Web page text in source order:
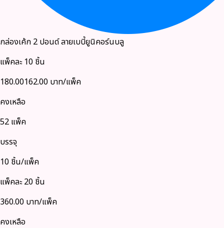
กล่องเค้ก 2 ปอนด์ ลายเบบี้ยูนิคอร์นบลู
แพ็คละ 10 ชิ้น
180.00162.00 บาท/แพ็ค
คงเหลือ
52 แพ็ค
บรรจุ
10 ชิ้น/แพ็ค
แพ็คละ 20 ชิ้น
360.00 บาท/แพ็ค
คงเหลือ